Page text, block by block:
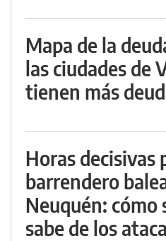
Mapa de la
las ciudades de
tienen más
Horas decisivas
barrendero
Neuquén: cómo
sabe de los